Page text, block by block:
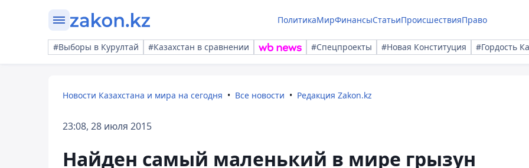
ПолитикаМирФинансыСтатьиПроисшествияПраво
#Выборы в Курултай #Казахстан в сравнении #Спецпроекты #Новая Конституция #Гордость
Новости Казахстана и мира на сегодня Все новости Редакция Zakon.kz
23:08, 28 июля 2015
Найден самый маленький в мире грызун